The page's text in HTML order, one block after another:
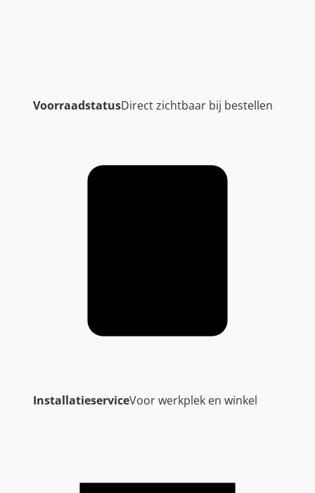
VoorraadstatusDirect zichtbaar bij bestellen
InstallatieserviceVoor werkplek en winkel